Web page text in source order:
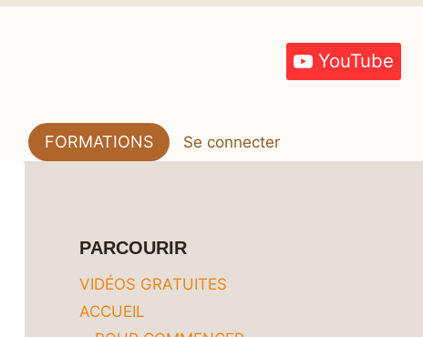
YouTube
FORMATIONS Se connecter
PARCOURIR
VIDÉOS GRATUITES
ACCUEIL